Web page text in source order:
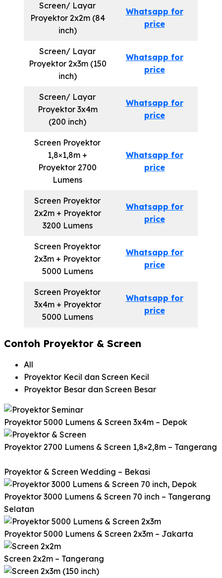
Screen/ Layar
Proyektor 2x2m (84
inch)
Whatsapp for
price
Screen/ Layar
Proyektor 2x3m (150
inch)
Whatsapp for
price
Screen/ Layar
Proyektor 3x4m
(200 inch)
Whatsapp for
price
Screen Proyektor
1,8×1,8m +
Proyektor 2700
Lumens
Whatsapp for
price
Screen Proyektor
2x2m + Proyektor
3200 Lumens
Whatsapp for
price
Screen Proyektor
2x3m + Proyektor
5000 Lumens
Whatsapp for
price
Screen Proyektor
3x4m + Proyektor
5000 Lumens
Whatsapp for
price
Contoh Proyektor & Screen
All
Proyektor Kecil dan Screen Kecil
Proyektor Besar dan Screen Besar
Proyektor 5000 Lumens & Screen 3x4m – Depok
Proyektor 2700 Lumens & Screen 1,8×2,8m – Tangerang
Proyektor & Screen Wedding – Bekasi
Proyektor 3000 Lumens & Screen 70 inch – Tangerang
Selatan
Proyektor 5000 Lumens & Screen 2x3m – Jakarta
Screen 2x2m – Tangerang